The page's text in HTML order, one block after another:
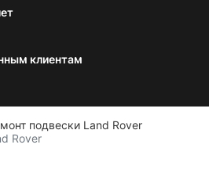
клиентам
подвески Land Rover
Rover